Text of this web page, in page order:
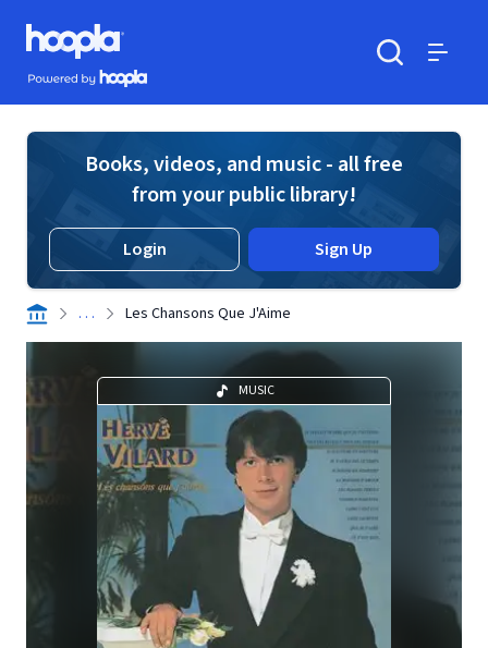
Skip to main content
Hoopla logo
Powered by Hoopla
Books, videos, and music - all free
from your public library!
Login Sign Up
. . . Les Chansons Que J'Aime
MUSIC